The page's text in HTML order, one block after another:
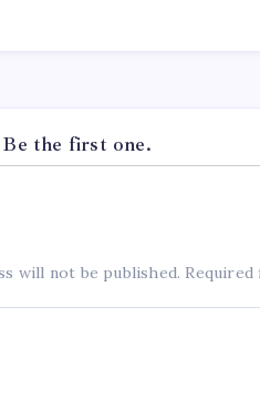
the first one.
will not be published. Required